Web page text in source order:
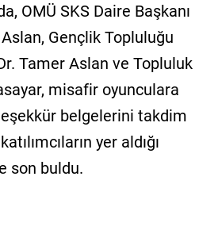
OMÜ SKS Daire Başkanı
Gençlik Topluluğu
Tamer Aslan ve Topluluk
misafir oyunculara
belgelerini takdim
yer aldığı
son buldu.